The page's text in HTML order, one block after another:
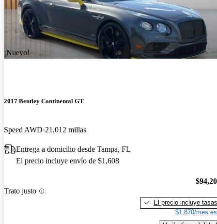
¡Nuevo!
2017 Bentley Continental GT
Speed AWD 21,012 millas
Entrega a domicilio desde Tampa, FL
El precio incluye envío de $1,608
Trato justo
El precio incluye tasas
$1,870/mes